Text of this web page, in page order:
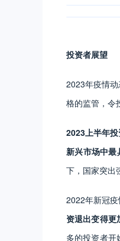
投资者展望
2023年疫情
格的监管，令
2023上半年
新兴市场中最
下，国家突出
2022年新冠疫
资退出变得更
多的投资者开